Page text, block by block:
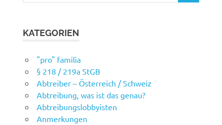
KATEGORIEN
"pro" familia
§ 218 / 219a StGB
Abtreiber – Österreich / Schweiz
Abtreibung, was ist das genau?
Abtreibungslobbyisten
Anmerkungen